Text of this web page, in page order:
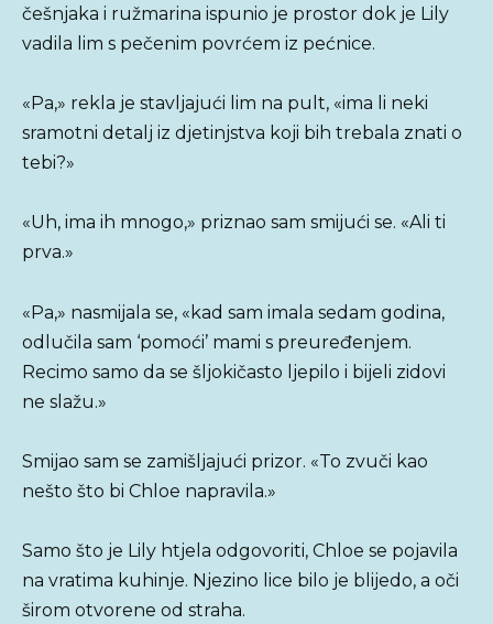
češnjaka i ružmarina ispunio je prostor dok je Lily
vadila lim s pečenim povrćem iz pećnice.
«Pa,» rekla je stavljajući lim na pult, «ima li neki
sramotni detalj iz djetinjstva koji bih trebala znati o
tebi?»
«Uh, ima ih mnogo,» priznao sam smijući se. «Ali ti
prva.»
«Pa,» nasmijala se, «kad sam imala sedam godina,
odlučila sam ‘pomoći’ mami s preuređenjem.
Recimo samo da se šljokičasto ljepilo i bijeli zidovi
ne slažu.»
Smijao sam se zamišljajući prizor. «To zvuči kao
nešto što bi Chloe napravila.»
Samo što je Lily htjela odgovoriti, Chloe se pojavila
na vratima kuhinje. Njezino lice bilo je blijedo, a oči
širom otvorene od straha.